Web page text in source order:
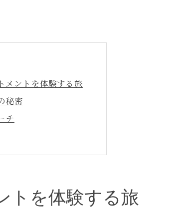
メントを体験する旅
秘密
チ
な体験
の比較
髪の奇跡
トを体験する旅